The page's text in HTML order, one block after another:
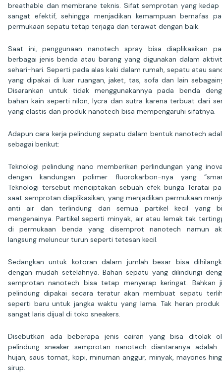
breathable dan membrane teknis. Sifat semprotan yang kedap
sangat efektif, sehingga menjadikan kemampuan bernafas
permukaan sepatu tetap terjaga dan terawat dengan baik.
Saat ini, penggunaan nanotech spray bisa diaplikasikan
berbagai jenis benda atau barang yang digunakan dalam
sehari-hari. Seperti pada alas kaki dalam rumah, sepatu atau
yang dipakai di luar ruangan, jaket, tas, sofa dan lain
Disarankan untuk tidak menggunakannya pada benda
bahan kain seperti nilon, lycra dan sutra karena terbuat dari
yang elastis dan produk nanotech bisa mempengaruhi sifatnya.
Adapun cara kerja pelindung sepatu dalam bentuk nanotech
sebagai berikut:
Teknologi pelindung nano memberikan perlindungan yang
dengan kandungan polimer fluorokarbon-nya yang
Teknologi tersebut menciptakan sebuah efek bunga Teratai
saat semprotan diaplikasikan, yang menjadikan permukaan
anti air dan terlindung dari semua partikel kecil yang
mengenainya. Partikel seperti minyak, air atau lemak tak
di permukaan benda yang disemprot nanotech namun
langsung meluncur turun seperti tetesan kecil.
Sedangkan untuk kotoran dalam jumlah besar bisa
dengan mudah setelahnya. Bahan sepatu yang dilindungi
semprotan nanotech bisa tetap menyerap keringat. Bahkan
pelindung dipakai secara teratur akan membuat sepatu
seperti baru untuk jangka waktu yang lama. Tak heran produk
sangat laris dijual di toko sneakers.
Disebutkan ada beberapa jenis cairan yang bisa ditolak
pelindung sneaker semprotan nanotech diantaranya adalah
hujan, saus tomat, kopi, minuman anggur, minyak, mayones
sirup.